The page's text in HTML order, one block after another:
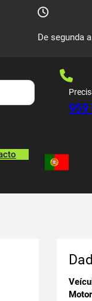
De segunda
959
Motor